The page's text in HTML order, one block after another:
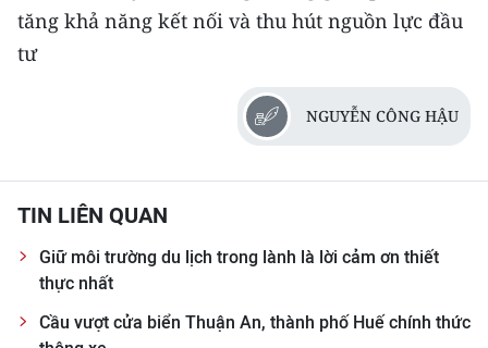
tăng khả năng kết nối và thu hút nguồn lực đầu
tư
NGUYỄN CÔNG HẬU
TIN LIÊN QUAN
Giữ môi trường du lịch trong lành là lời cảm ơn thiết
thực nhất
Cầu vượt cửa biển Thuận An, thành phố Huế chính thức